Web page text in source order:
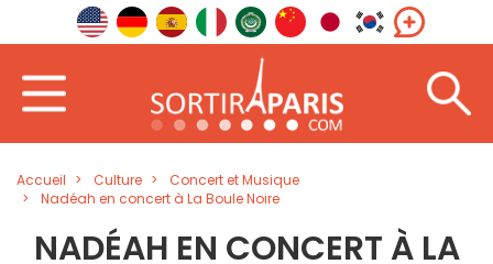
Accueil Culture
Concert et Musique
Nadéah en concert à La Boule Noire
NADÉAH EN CONCERT À LA